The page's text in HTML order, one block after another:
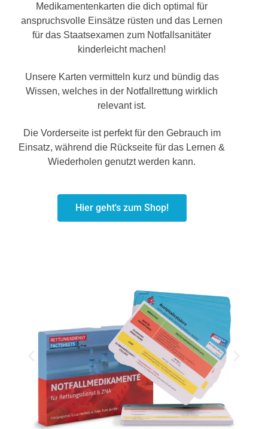
Medikamentenkarten die dich optimal für
anspruchsvolle Einsätze rüsten und das Lernen
für das Staatsexamen zum Notfallsanitäter
kinderleicht machen!
Unsere Karten vermitteln kurz und bündig das
Wissen, welches in der Notfallrettung wirklich
relevant ist.
Die Vorderseite ist perfekt für den Gebrauch im
Einsatz, während die Rückseite für das Lernen &
Wiederholen genutzt werden kann.
Hier geht's zum Shop!